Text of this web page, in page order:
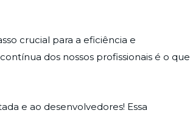
crucial para a eficiência e
dos nossos profissionais é o que
e ao desenvolvedores! Essa